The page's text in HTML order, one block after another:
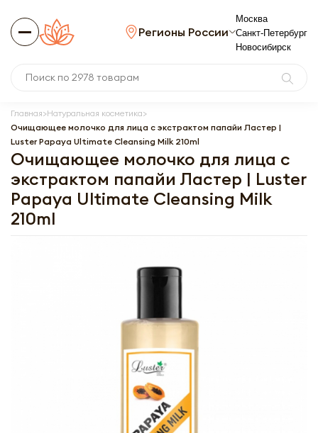
Регионы России
Москва
Санкт-Петербург
Новосибирск
Главная Натуральная косметика
Очищающее молочко для лица с экстрактом папайи Ластер |
Luster Papaya Ultimate Cleansing Milk 210ml
Очищающее молочко для лица с
экстрактом папайи Ластер | Luster
Papaya Ultimate Cleansing Milk
210ml